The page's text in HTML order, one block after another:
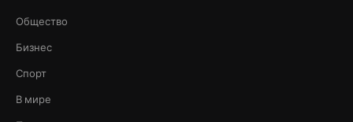
Общество
Бизнес
Спорт
В мире